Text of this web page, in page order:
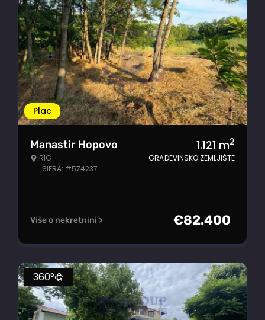
Plac
Manastir Hopovo
IRIG
ŠIFRA: #574237
1.121 m2
GRAĐEVINSKO ZEMLJIŠTE
Više o nekretnini > €82.400
360°